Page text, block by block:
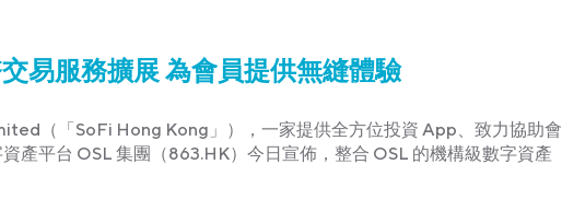
易服務擴展 為會員提供無縫體驗
（「SoFi Hong Kong」），一家提供全方位投資 App、致力協助會
產平台 OSL 集團（863.HK）今日宣佈，整合 OSL 的機構級數字資產